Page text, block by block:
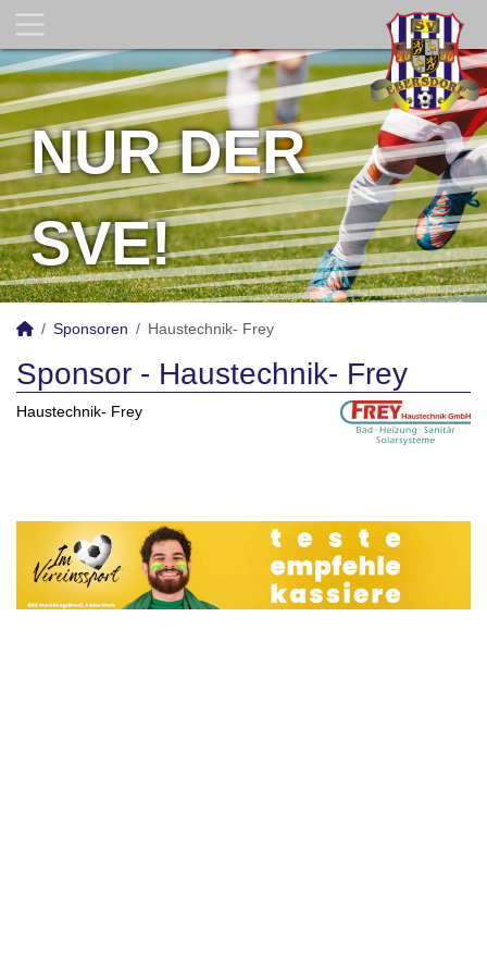
NUR DER
SVE!
Sponsoren Haustechnik- Frey
Sponsor - Haustechnik- Frey
Haustechnik- Frey